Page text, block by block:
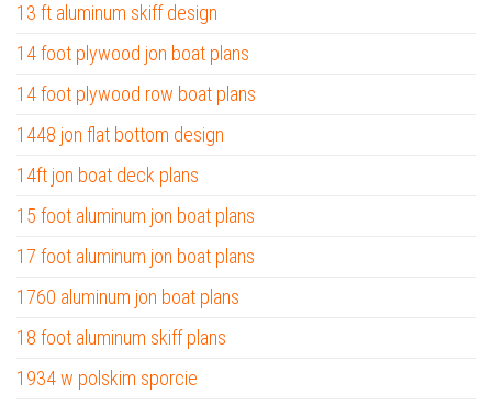
13 ft aluminum skiff design
14 foot plywood jon boat plans
14 foot plywood row boat plans
1448 jon flat bottom design
14ft jon boat deck plans
15 foot aluminum jon boat plans
17 foot aluminum jon boat plans
1760 aluminum jon boat plans
18 foot aluminum skiff plans
1934 w polskim sporcie